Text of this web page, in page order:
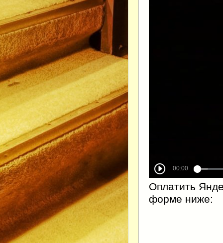
Оплатить
форме ниже: